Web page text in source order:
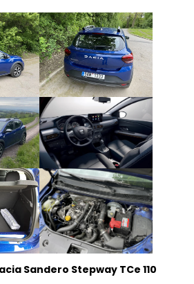
Sandero Stepway TCe 110